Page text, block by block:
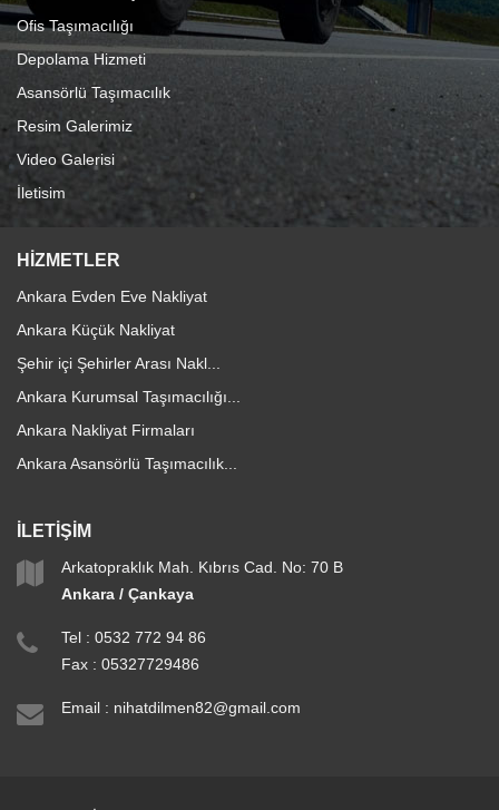
Ofis Taşımacılığı
Depolama Hizmeti
Asansörlü Taşımacılık
Resim Galerimiz
Video Galerisi
İletisim
HİZMETLER
Ankara Evden Eve Nakliyat
Ankara Küçük Nakliyat
Şehir içi Şehirler Arası Nakl...
Ankara Kurumsal Taşımacılığı...
Ankara Nakliyat Firmaları
Ankara Asansörlü Taşımacılık...
İLETİŞİM
Arkatopraklık Mah. Kıbrıs Cad. No: 70 B
Ankara / Çankaya
Tel : 0532 772 94 86
Fax : 05327729486
Email : nihatdilmen82@gmail.com